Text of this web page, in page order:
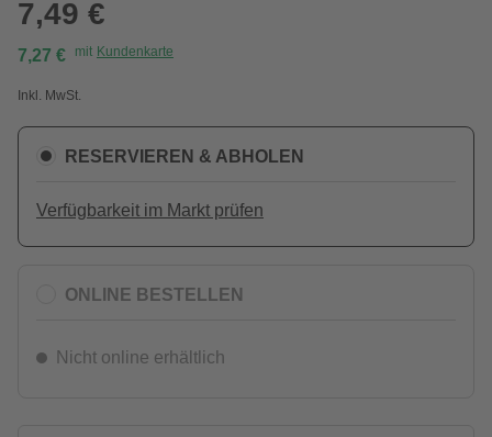
7,49 €
7,27 € mit Kundenkarte
Inkl. MwSt.
RESERVIEREN & ABHOLEN
Verfügbarkeit im Markt prüfen
ONLINE BESTELLEN
Nicht online erhältlich